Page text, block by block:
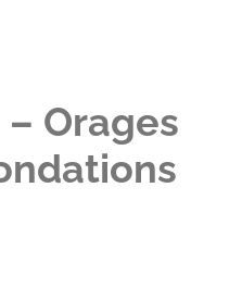
Orages